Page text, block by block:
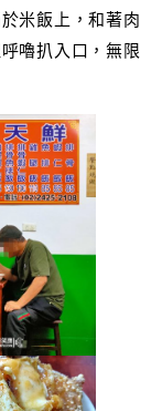
米飯上，和著肉
嚕扒入口，無限